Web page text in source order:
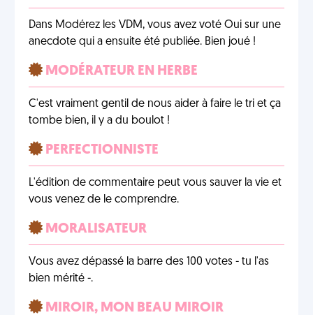
Dans Modérez les VDM, vous avez voté Oui sur une
anecdote qui a ensuite été publiée. Bien joué !
MODÉRATEUR EN HERBE
C'est vraiment gentil de nous aider à faire le tri et ça
tombe bien, il y a du boulot !
PERFECTIONNISTE
L'édition de commentaire peut vous sauver la vie et
vous venez de le comprendre.
MORALISATEUR
Vous avez dépassé la barre des 100 votes - tu l'as
bien mérité -.
MIROIR, MON BEAU MIROIR